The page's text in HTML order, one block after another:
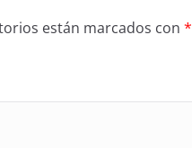
están marcados con *